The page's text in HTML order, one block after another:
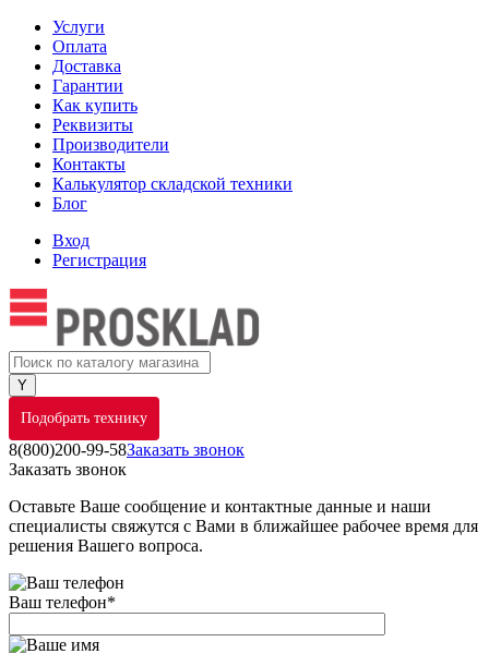
Услуги
Оплата
Доставка
Гарантии
Как купить
Реквизиты
Производители
Контакты
Калькулятор складской техники
Блог
Вход
Регистрация
Подобрать технику
8(800)200-99-58Заказать звонок
Заказать звонок
Оставьте Ваше сообщение и контактные данные и наши
специалисты свяжутся с Вами в ближайшее рабочее время для
решения Вашего вопроса.
Ваш телефон*